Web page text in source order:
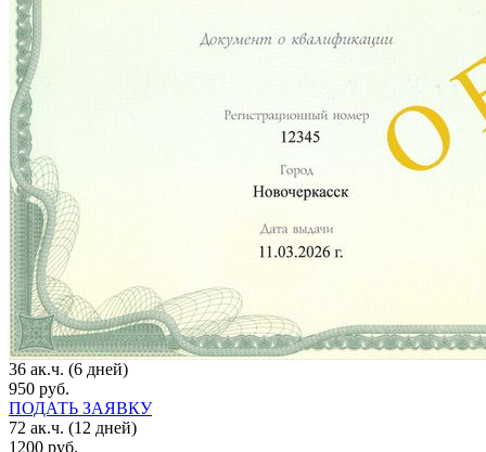
36 ак.ч. (6 дней)
950 руб.
ПОДАТЬ ЗАЯВКУ
72 ак.ч. (12 дней)
1200 руб.